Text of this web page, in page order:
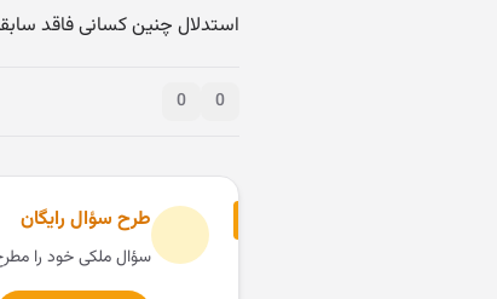
استدلال چنین کسانی فاقد
0
0
طرح سؤال رایگان
سؤال ملکی خود را